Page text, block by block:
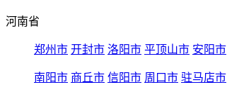
河南省
郑州市 开封市 洛阳市 平顶山市 安阳市
南阳市 商丘市 信阳市 周口市 驻马店市